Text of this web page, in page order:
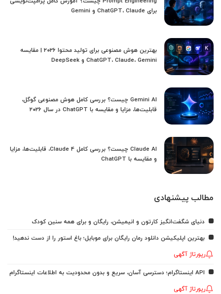
برای ChatGPT، Claude و Gemini
بهترین هوش مصنوعی برای تولید محتوا ۲۰۲۶ | مقایسه
ChatGPT، Claude، Gemini و DeepSeek
Gemini AI چیست؟ بررسی کامل هوش مصنوعی گوگل،
قابلیت‌ها، مزایا و مقایسه با ChatGPT در سال ۲۰۲۶
Claude AI چیست؟ بررسی کامل Claude 4، قابلیت‌ها، مزایا
و مقایسه با ChatGPT
مطالب پیشنهادی
دنیای شگفت‌انگیز کارتون و انیمیشن، رایگان و برای همه سنین کودک
بهترین اپلیکیشن دانلود رمان رایگان برای موبایل؛ باغ استور را از دست ندهید!
رپورتاژ آگهی
API اینستاگرام؛ دسترسی آسان، سریع و بدون محدودیت به اطلاعات اینستاگرام
رپورتاژ آگهی